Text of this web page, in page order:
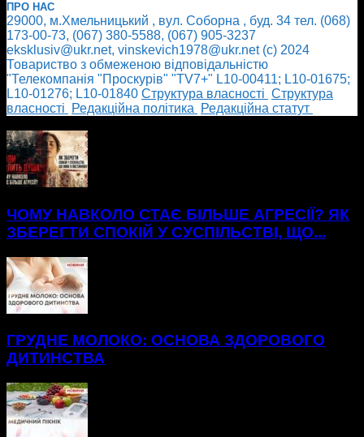
ПРО НАС
29000, м.Хмельницький , вул. Соборна , буд. 34 тел. (068)
173-00-73, (067) 380-5588, (067) 905-3237
eksklusiv@ukr.net, vinskevich1978@ukr.net (с) 2024
Товариство з обмеженою відповідальністю
"Телекомпанія "Проскурів" "TV7+" L10-00411; L10-01675;
L10-01276; L10-01840 Cтруктура власності Cтруктура
власності
Редакційна політика
Редакційна статут
ЧОМУ НАВКОЛО СТАЄ БІЛЬШЕ АГРЕСІЇ? ЯК
ЗБЕРЕГТИ СПОКІЙ У СУСПІЛЬСТВІ, ЩО...
ГРУДНЕ МОЛОКО: ОСНОВА ЗДОРОВОГО
ДИТИНСТВА